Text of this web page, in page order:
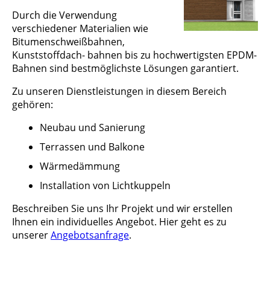
Durch die Verwendung
verschiedener Materialien wie
Bitumenschweißbahnen,
Kunststoffdach- bahnen bis zu hochwertigsten EPDM-
Bahnen sind bestmöglichste Lösungen garantiert.
Zu unseren Dienstleistungen in diesem Bereich
gehören:
Neubau und Sanierung
Terrassen und Balkone
Wärmedämmung
Installation von Lichtkuppeln
Beschreiben Sie uns Ihr Projekt und wir erstellen
Ihnen ein individuelles Angebot. Hier geht es zu
unsererAngebotsanfrage.